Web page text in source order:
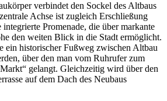
verbindet den Sockel des Altbaus
Achse ist zugleich Erschließung
Promenade, die über markante
den weiten Blick in die Stadt ermöglicht.
ein historischer Fußweg zwischen Altbau
über den man vom Ruhrufer zum
gelangt. Gleichzeitig wird über den
auf dem Dach des Neubaus